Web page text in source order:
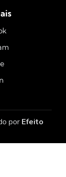
por Efeito